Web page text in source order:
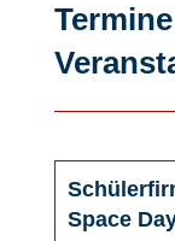
25
Space